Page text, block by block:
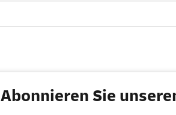
Abonnieren Sie